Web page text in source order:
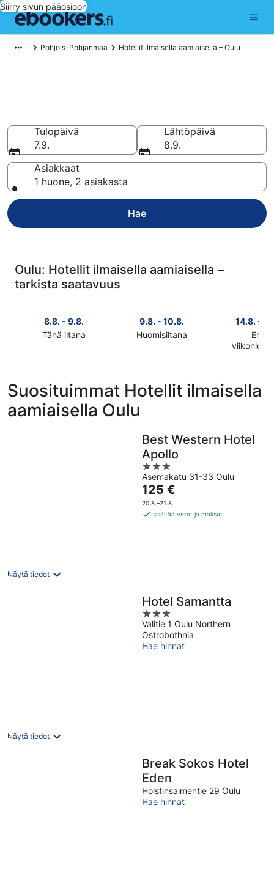
Siirry sivun pääosioon
Pohjois-Pohjanmaa Hotellit ilmaisella aamiaisella – Oulu
Tulopäivä
7.9.
Lähtöpäivä
8.9.
Asiakkaat
1 huone, 2 asiakasta
Hae
Oulu: Hotellit ilmaisella aamiaisella −
tarkista saatavuus
8.8. - 9.8.
Tänä iltana
hinnat
täksi
illaksi
eli
9.8. - 10.8.
Huomisiltana
hinnat
huomisillaksi
eli
9.8.
10.8.
14.8. -
Ensi
Oulu
hinnat
14.8.
Suosituimmat Hotellit ilmaisella
aamiaisella Oulu
Best Western Hotel
Apollo
3
out
of
5
Asemakatu 31-33 Oulu
Hinta
on
125 €
125 €
20.8.–21.8.
sisältää verot ja maksut
Näytä tiedot
Hotel Samantta
3
out
of
5
Valitie 1 Oulu Northern
Ostrobothnia
Hae hinnat
Näytä tiedot
Break Sokos Hotel
Eden
Holstinsalmentie 29 Oulu
Hae hinnat